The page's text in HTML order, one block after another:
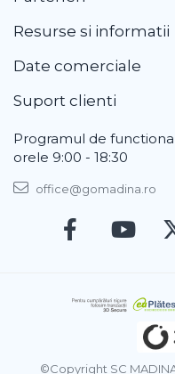
Resurse si informatii
Date comerciale
Suport clienti
Programul de
orele 9:00 - 18:30
office@gomadina.ro
©Copyright SC